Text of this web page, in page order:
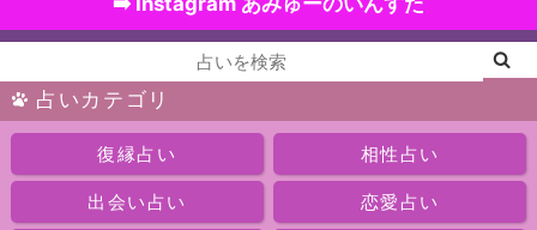
占いカテゴリ
復縁占い 相性占い
出会い占い 恋愛占い